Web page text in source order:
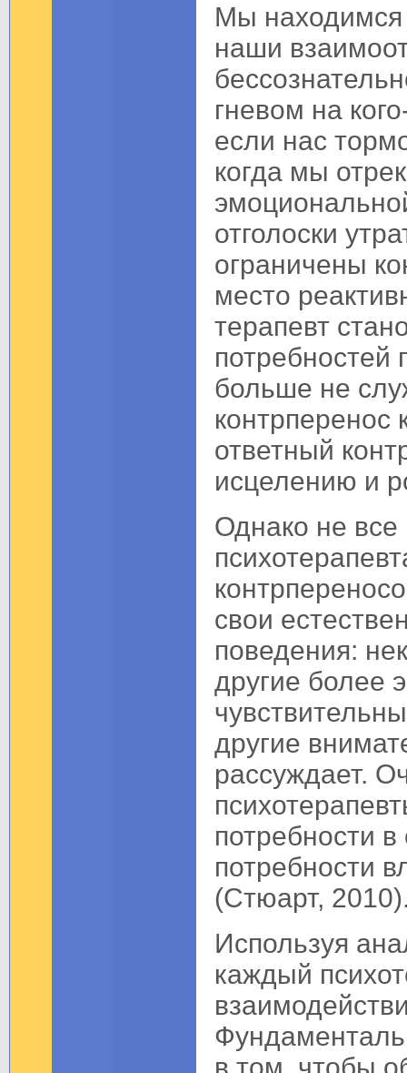
Мы находимся
наши
гневом на
если нас
когда мы
отголоски
ограничены
место
терапевт
потребностей
больше не
контрперенос
ответный
исцелению и
Однако не
свои
поведения:
другие более
другие
рассуждает.
потребности
потребности
(Стюарт,
Используя
каждый
в том, чтобы